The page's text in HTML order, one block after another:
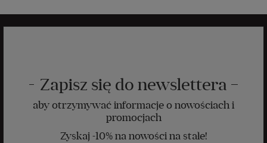
Zapisz się do newslettera
aby otrzymywać informacje o nowościach i
promocjach
Zyskaj -10% na nowości na stałe!